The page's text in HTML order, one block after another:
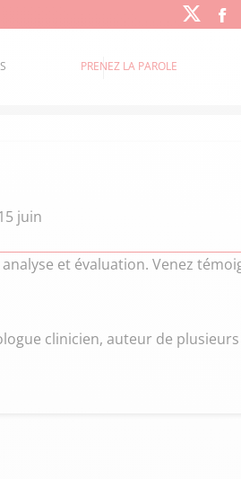
PRENEZ LA PAROLE
juin
et évaluation. Venez
clinicien, auteur de